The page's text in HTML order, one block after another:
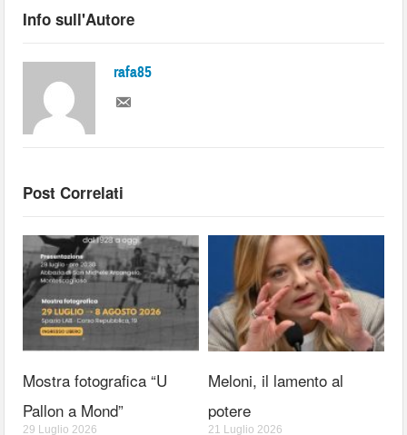
Info sull'Autore
rafa85
Post Correlati
Mostra fotografica “U
Pallon a Mond”
29 Luglio 2026
Meloni, il lamento al
potere
21 Luglio 2026